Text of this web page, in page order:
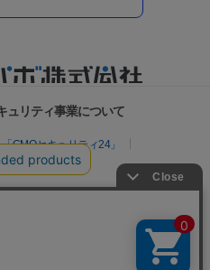
ュリティ事業について
GMOセキュリティ24」
診断